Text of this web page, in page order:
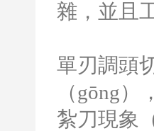
雜，並且
單刃調頭
（gōng
紮刀現象